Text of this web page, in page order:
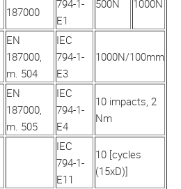
187000
794-1-
E1
500N 1000N
EN
187000,
m. 504
IEC
794-1-
E3
1000N/100mm
EN
187000,
m. 505
IEC
794-1-
E4
10 impacts, 2
Nm
IEC
794-1-
E11
10 [cycles
(15xD)]